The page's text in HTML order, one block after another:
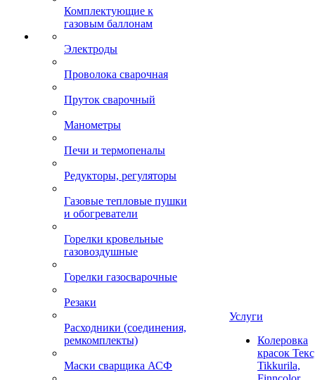
Комплектующие к
газовым баллонам
Электроды
Проволока сварочная
Пруток сварочный
Манометры
Печи и термопеналы
Редукторы, регуляторы
Газовые тепловые пушки
и обогреватели
Горелки кровельные
газовоздушные
Горелки газосварочные
Резаки
Расходники (соединения,
ремкомплекты)
Маски сварщика АСФ
Услуги
Колеровка
красок
Tikkurila,